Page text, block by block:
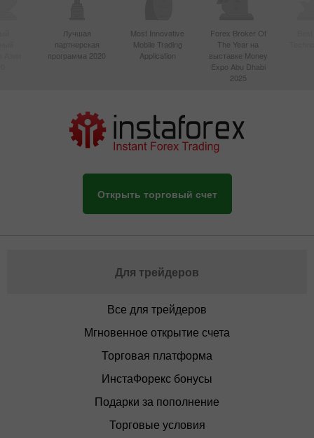
Лучшая
партнерская
программа 2020
Most Innovative
Mobile Trading
Application
Forex Broker Of
The Year на
выставке Money
Expo Abu Dhabi
2025
Открыть торговый счет
Для трейдеров
Все для трейдеров
Мгновенное открытие счета
Торговая платформа
ИнстаФорекс бонусы
Подарки за пополнение
Торговые условия